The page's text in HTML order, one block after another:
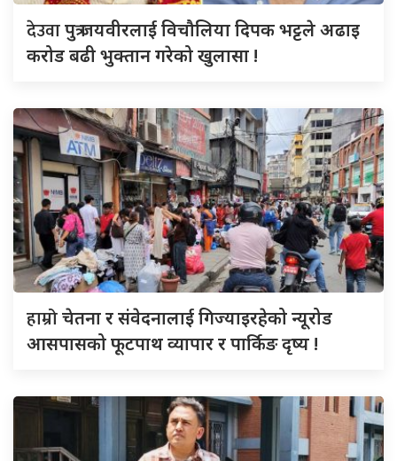
देउवापुत्र जयवीरलाई विचौलिया दिपक भट्टले अढाइ
करोड बढी भुक्तान गरेको खुलासा !
हाम्रोचेतना र संवेदनालाई गिज्याइरहेको न्यूरोड
आसपासको फूटपाथ व्यापार र पार्किङ दृष्य !